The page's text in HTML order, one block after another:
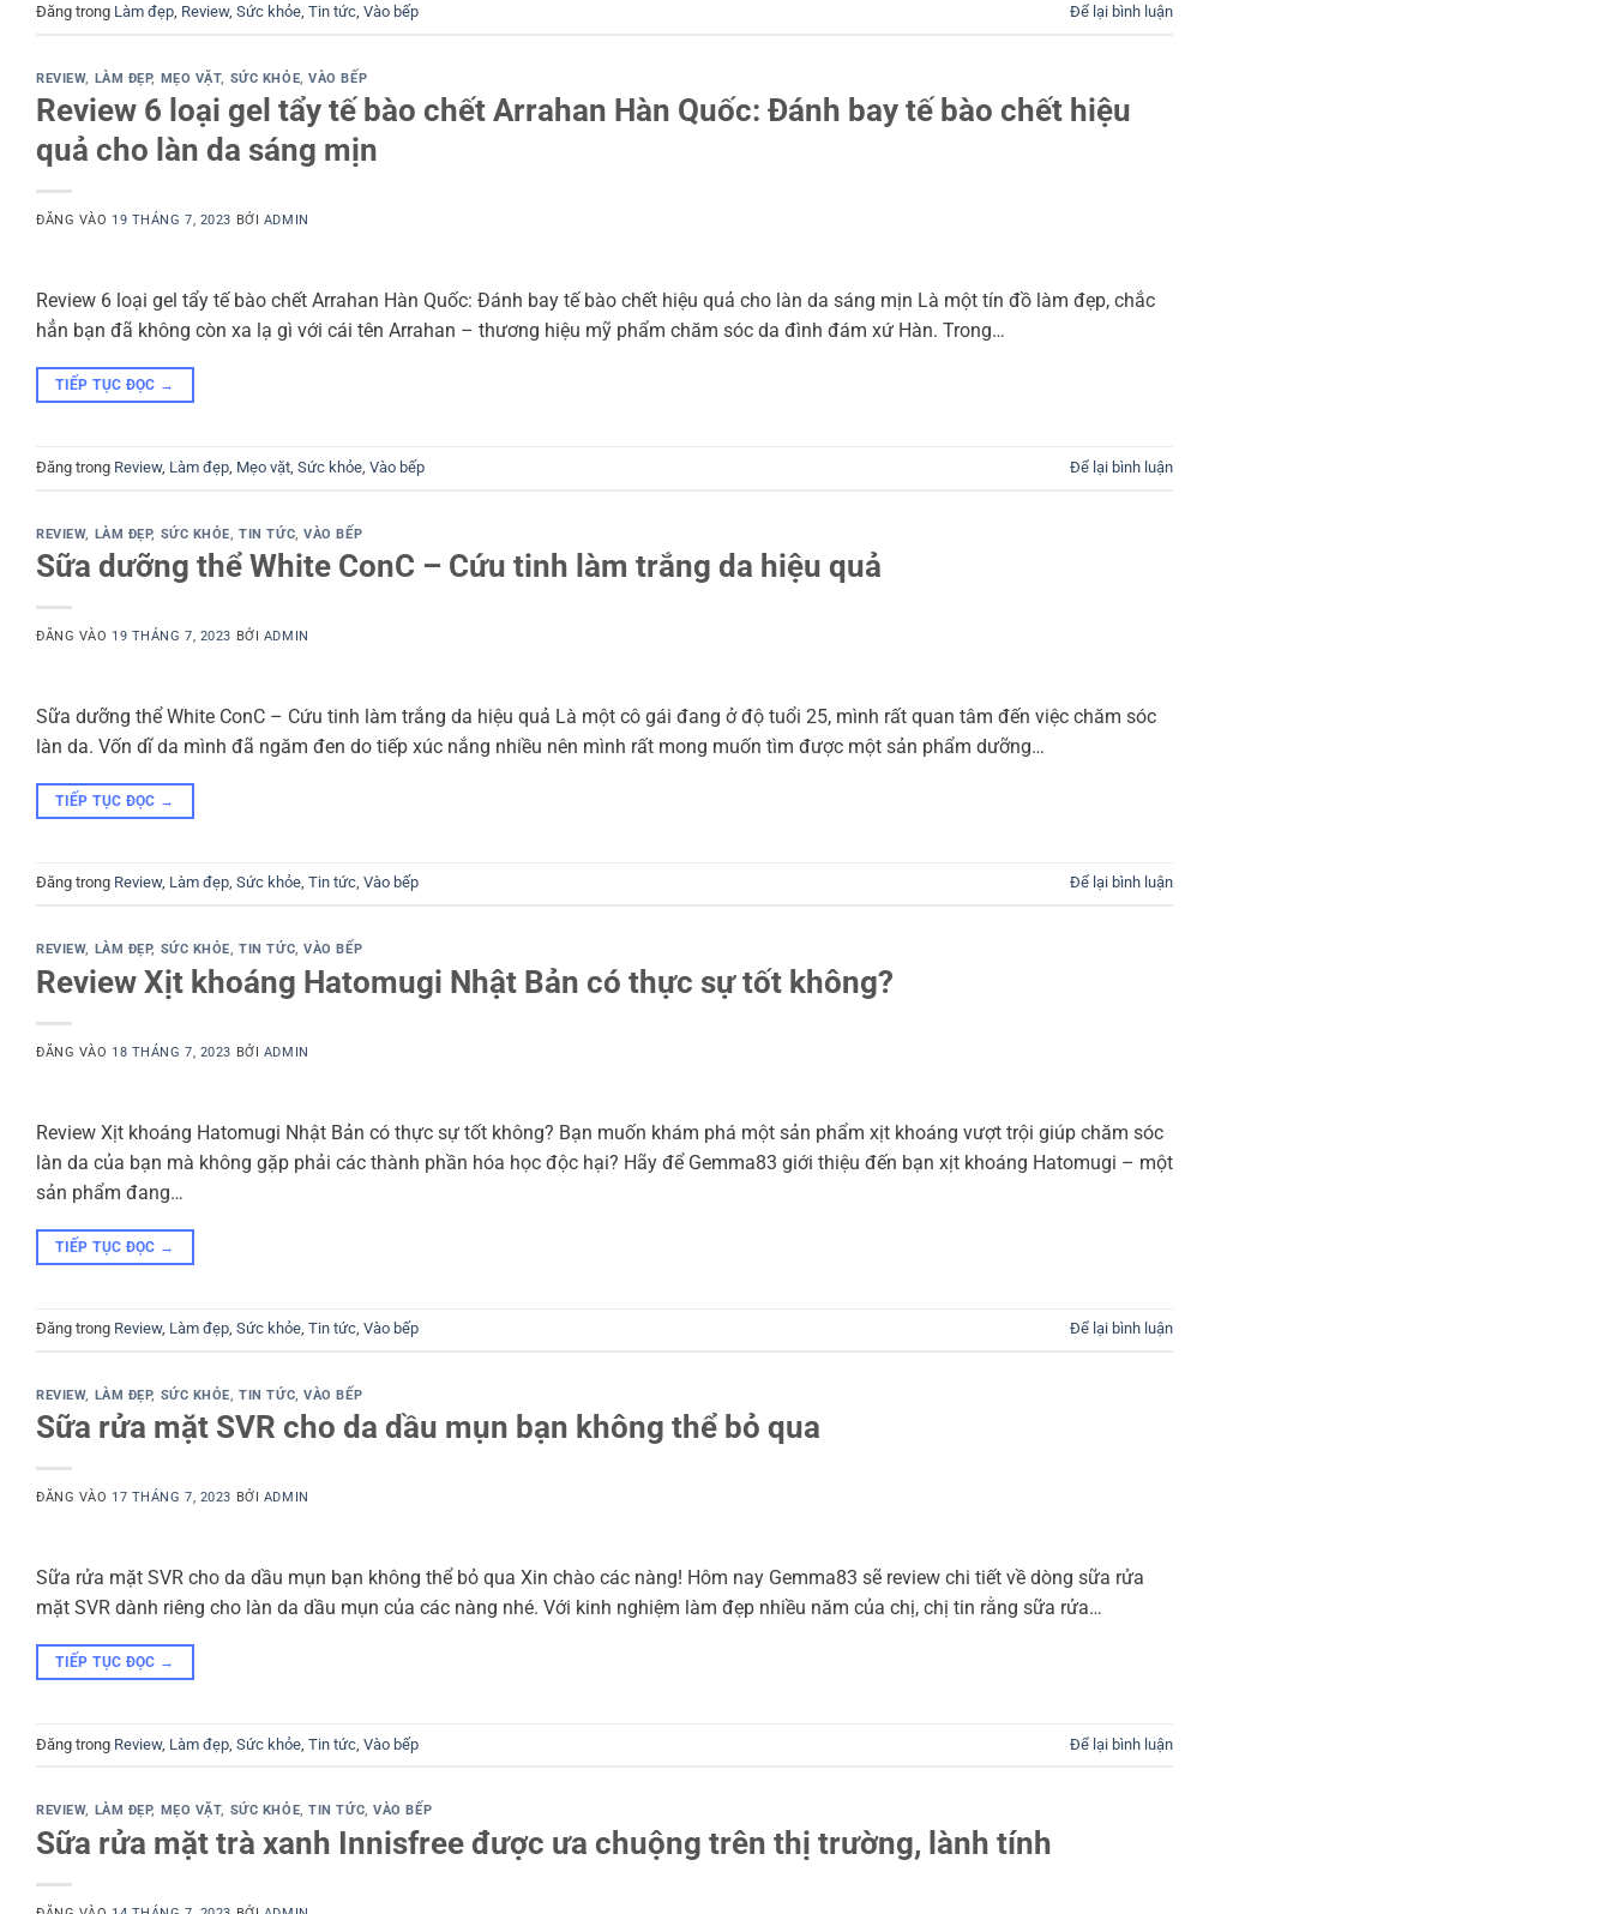
Đăng trong Làm đẹp, Review, Sức khỏe, Tin tức, Vào bếp Để lại bình luận
REVIEW, LÀM ĐẸP, MẸO VẶT, SỨC KHỎE,VÀO BẾP
Review 6 loại gel tẩy tế bào chết Arrahan Hàn Quốc: Đánh bay tế bào chết hiệu
quả cho làn da sáng mịn
ĐĂNG VÀO 19 THÁNG 7, 2023 BỞI ADMIN
Review 6 loại gel tẩy tế bào chết Arrahan Hàn Quốc: Đánh bay tế bào chết hiệu quả cho làn da sáng mịn Là một tín đồ làm đẹp, chắc
hẳn bạn đã không còn xa lạ gì với cái tên Arrahan – thương hiệu mỹ phẩm chăm sóc da đình đám xứ Hàn. Trong…
TIẾP TỤC ĐỌC →
Đăng trong Review, Làm đẹp Mẹo vặt Sức khỏe Vào bếp Để lại bình luận
REVIEW, LÀM ĐẸP, SỨC KHỎE ,TIN TỨC ,VÀO BẾP
Sữa dưỡng thể White ConC – Cứu tinh làm trắng da hiệu quả
ĐĂNG VÀO 19 THÁNG 7, 2023 BỞI ADMIN
Sữa dưỡng thể White ConC – Cứu tinh làm trắng da hiệu quả Là một cô gái đang ở độ tuổi 25, mình rất quan tâm đến việc chăm sóc
làn da. Vốn dĩ da mình đã ngăm đen do tiếp xúc nắng nhiều nên mình rất mong muốn tìm được một sản phẩm dưỡng…
TIẾP TỤC ĐỌC →
Đăng trong Review, Làm đẹp, Sức khỏe, Tin tức, Vào bếp Để lại bình luận
REVIEW, LÀM ĐẸP, SỨC KHỎE,TIN TỨC,VÀO BẾP
Review Xịt khoáng Hatomugi Nhật Bản có thực sự tốt không?
ĐĂNG VÀO 18 THÁNG 7, 2023 BỞI ADMIN
Review Xịt khoáng Hatomugi Nhật Bản có thực sự tốt không? Bạn muốn khám phá một sản phẩm xịt khoáng vượt trội giúp chăm sóc
làn da của bạn mà không gặp phải các thành phần hóa học độc hại? Hãy để Gemma83 giới thiệu đến bạn xịt khoáng Hatomugi – một
sản phẩm đang…
TIẾP TỤC ĐỌC →
Đăng trong Review, Làm đẹp, Sức khỏe, Tin tức, Vào bếp Để lại bình luận
REVIEW, LÀM ĐẸP, SỨC KHỎE,TIN TỨC,VÀO BẾP
Sữa rửa mặt SVR cho da dầu mụn bạn không thể bỏ qua
ĐĂNG VÀO 17 THÁNG 7, 2023 BỞI ADMIN
Sữa rửa mặt SVR cho da dầu mụn bạn không thể bỏ qua Xin chào các nàng! Hôm nay Gemma83 sẽ review chi tiết về dòng sữa rửa
mặt SVR dành riêng cho làn da dầu mụn của các nàng nhé. Với kinh nghiệm làm đẹp nhiều năm của chị, chị tin rằng sữa rửa…
TIẾP TỤC ĐỌC →
Đăng trong Review, Làm đẹp Sức khỏe Tin tức Vào bếp Để lại bình luận
REVIEW, LÀM ĐẸP, MẸO VẶT, SỨC KHỎE,TIN TỨC,VÀO BẾP
Sữa rửa mặt trà xanh Innisfree được ưa chuộng trên thị trường, lành tính